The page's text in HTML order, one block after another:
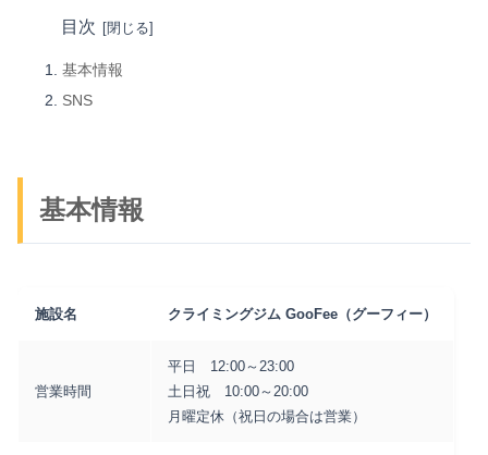
目次
基本情報
SNS
基本情報
施設名 クライミングジム GooFee（グーフィー）
営業時間
平日 12:00～23:00
土日祝 10:00～20:00
月曜定休（祝日の場合は営業）